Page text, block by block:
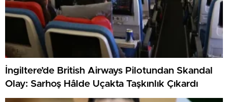
İngiltere’de British Airways Pilotundan Skandal
Olay: Sarhoş Hâlde Uçakta Taşkınlık Çıkardı